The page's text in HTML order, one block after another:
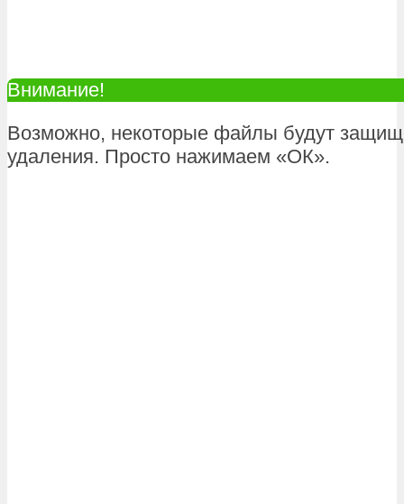
Внимание!
Возможно, некоторые файлы будут
удаления. Просто нажимаем «ОК».